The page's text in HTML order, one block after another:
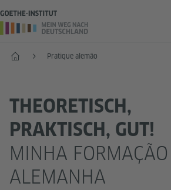
Página inicialPratique alemão
THEORETISCH,
PRAKTISCH, GUT!
MINHA
ALEMANHA